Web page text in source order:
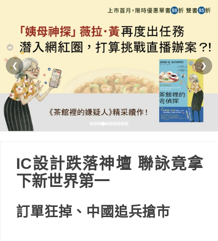
❮ ❯
IC設計跌落神壇 聯詠竟拿
下新世界第一
訂單狂掉、中國追兵搶市